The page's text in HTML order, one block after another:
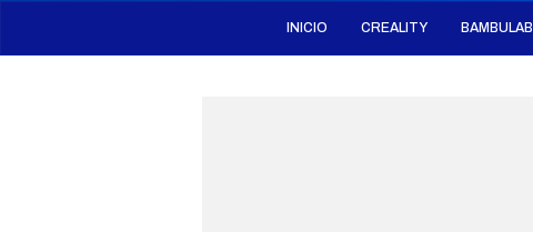
INICIO CREALITY BAMBULAB